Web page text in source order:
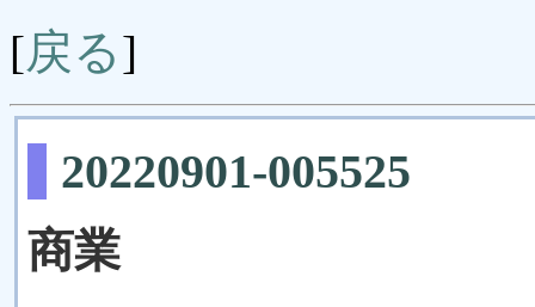
[戻る]
20220901-005525
商業